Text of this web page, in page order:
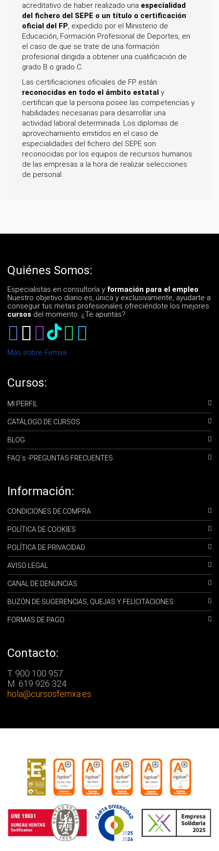
acreditativo de haber realizado una especialidad
del fichero del SEPE o un título o certificación
oficial del FP, expedido por el Ministerio de
Educación, Formación Profesional de Deportes, en
el caso de que se trate de una formación
profesional dirigida a obtener una cualificación de
grado B o grado C.
Las certificaciones oficiales de FP están
reconocidas en todo el ámbito estatal y
certifican que la persona posee las competencias y
habilidades necesarias para desarrollar una
actividad laboral determinada. Los diplomas de
aprovechamiento emitidos en el caso de
especialidades del fichero del SEPE son
reconocidas por los equipos de recursos humanos
de las empresas a la hora de realizar selecciones
de personal.
Quiénes Somos:
Especialistas en consultoría y formación para el empleo.
Nuestro objetivo diario es, única y exclusivamente, ayudarte a
conseguir tus metas profesionales ofreciéndote los mejores
cursos del momento. ¿Te apuntas?
Más sobre Femxa
Cursos:
MI PERFIL
CATÁLOGO DE CURSOS
BLOG
FAQ´s -PREGUNTAS FRECUENTES
Información:
CONDICIONES DE COMPRA
POLÍTICA DE COOKIES
POLÍTICA DE PRIVACIDAD
AVISO LEGAL
CANAL DE DENUNCIAS
BUZÓN DE SUGERENCIAS, QUEJAS Y FELICITACIONES
FORMAS DE PAGO
Contacto:
T. 900 100 957
M. 619 926 324
hola@cursosfemxa.es